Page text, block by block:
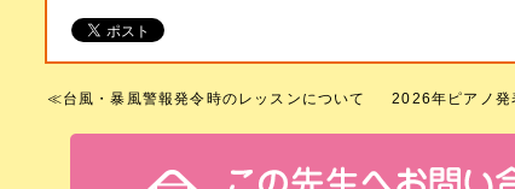
≪台風・暴風警報発令時のレッスンについて 2026年ピアノ発